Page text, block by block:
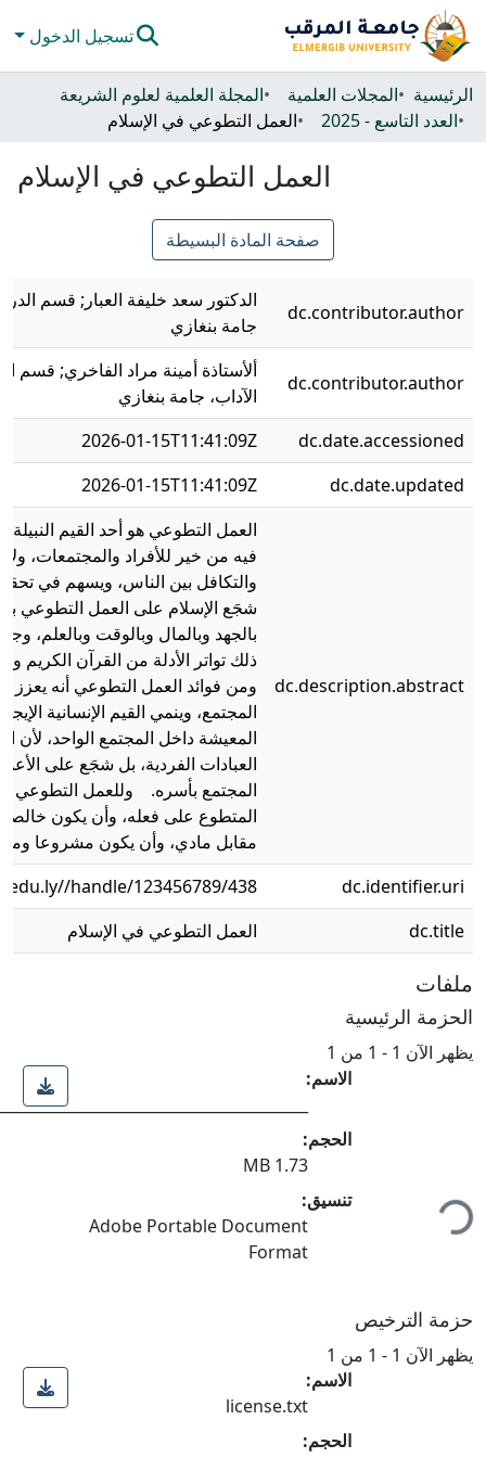
تسجيل الدخول
المجتمعات والحاويات
كل دي سبيس
الرئيسية المجلات العلمية
المجلة العلمية لعلوم الشريعة
العدد التاسع - 2025
العمل التطوعي في الإسلام
العمل التطوعي في الإسلام
صفحة المادة البسيطة
dc.contributor.author
الدكتور سعد خليفة العبار; قسم
جامة بنغازي
dc.contributor.author
ألأستاذة أمينة مراد الفاخري; قسم
الآداب، جامة بنغازي
dc.date.accessioned
2026-01-15T11:41:09Z
dc.date.updated
2026-01-15T11:41:09Z
dc.description.abstract
العمل التطوعي هو أحد القيم النبيلة
فيه من خير للأفراد والمجتمعات،
والتكافل بين الناس، ويسهم في
شجَع الإسلام على العمل التطوعي
بالجهد وبالمال وبالوقت وبالعلم،
ذلك تواتر الأدلة من القرآن الكريم
ومن فوائد العمل التطوعي أنه يعزز
المجتمع، وينمي القيم الإنسانية
المعيشة داخل المجتمع الواحد، لأن
العبادات الفردية، بل شجَع على
المجتمع بأسره. وللعمل التطوعي
المتطوع على فعله، وأن يكون خالصا
مقابل مادي، وأن يكون مشروعا
dc.identifier.uri
handle/123456789/438
dc.title
العمل التطوعي في الإسلام
ملفات
الحزمة الرئيسية
يظهر الآن 1 - 1 من 1
الاسم:
الحجم:
1.73 MB
تنسيق:
Adobe Portable Document
Format
حزمة الترخيص
يظهر الآن 1 - 1 من 1
الاسم:
license.txt
الحجم: